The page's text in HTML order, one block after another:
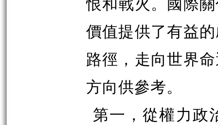
價值提供了有益
路徑，走向世界
方向供參考。
第一，從權力政